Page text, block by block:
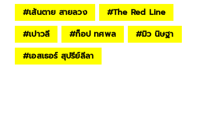
#เส้นตาย สายลวง #The Red Line
#เปาวลี #ท็อป ทศพล #มิว นิษฐา
#เอสเธอร์ สุปรีย์ลีลา